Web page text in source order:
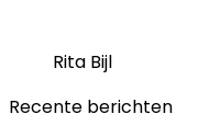
Rita Bijl
Recente berichten